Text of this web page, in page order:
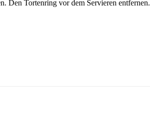
Den Tortenring vor dem Servieren entfernen.